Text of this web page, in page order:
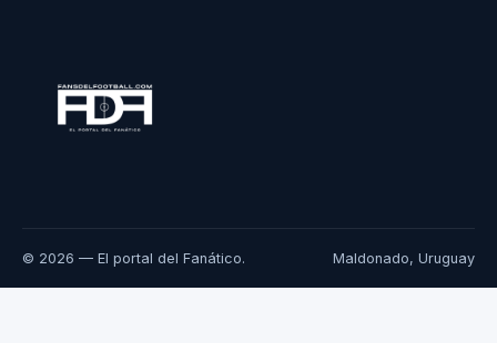
© 2026 — El portal del Fanático. Maldonado, Uruguay